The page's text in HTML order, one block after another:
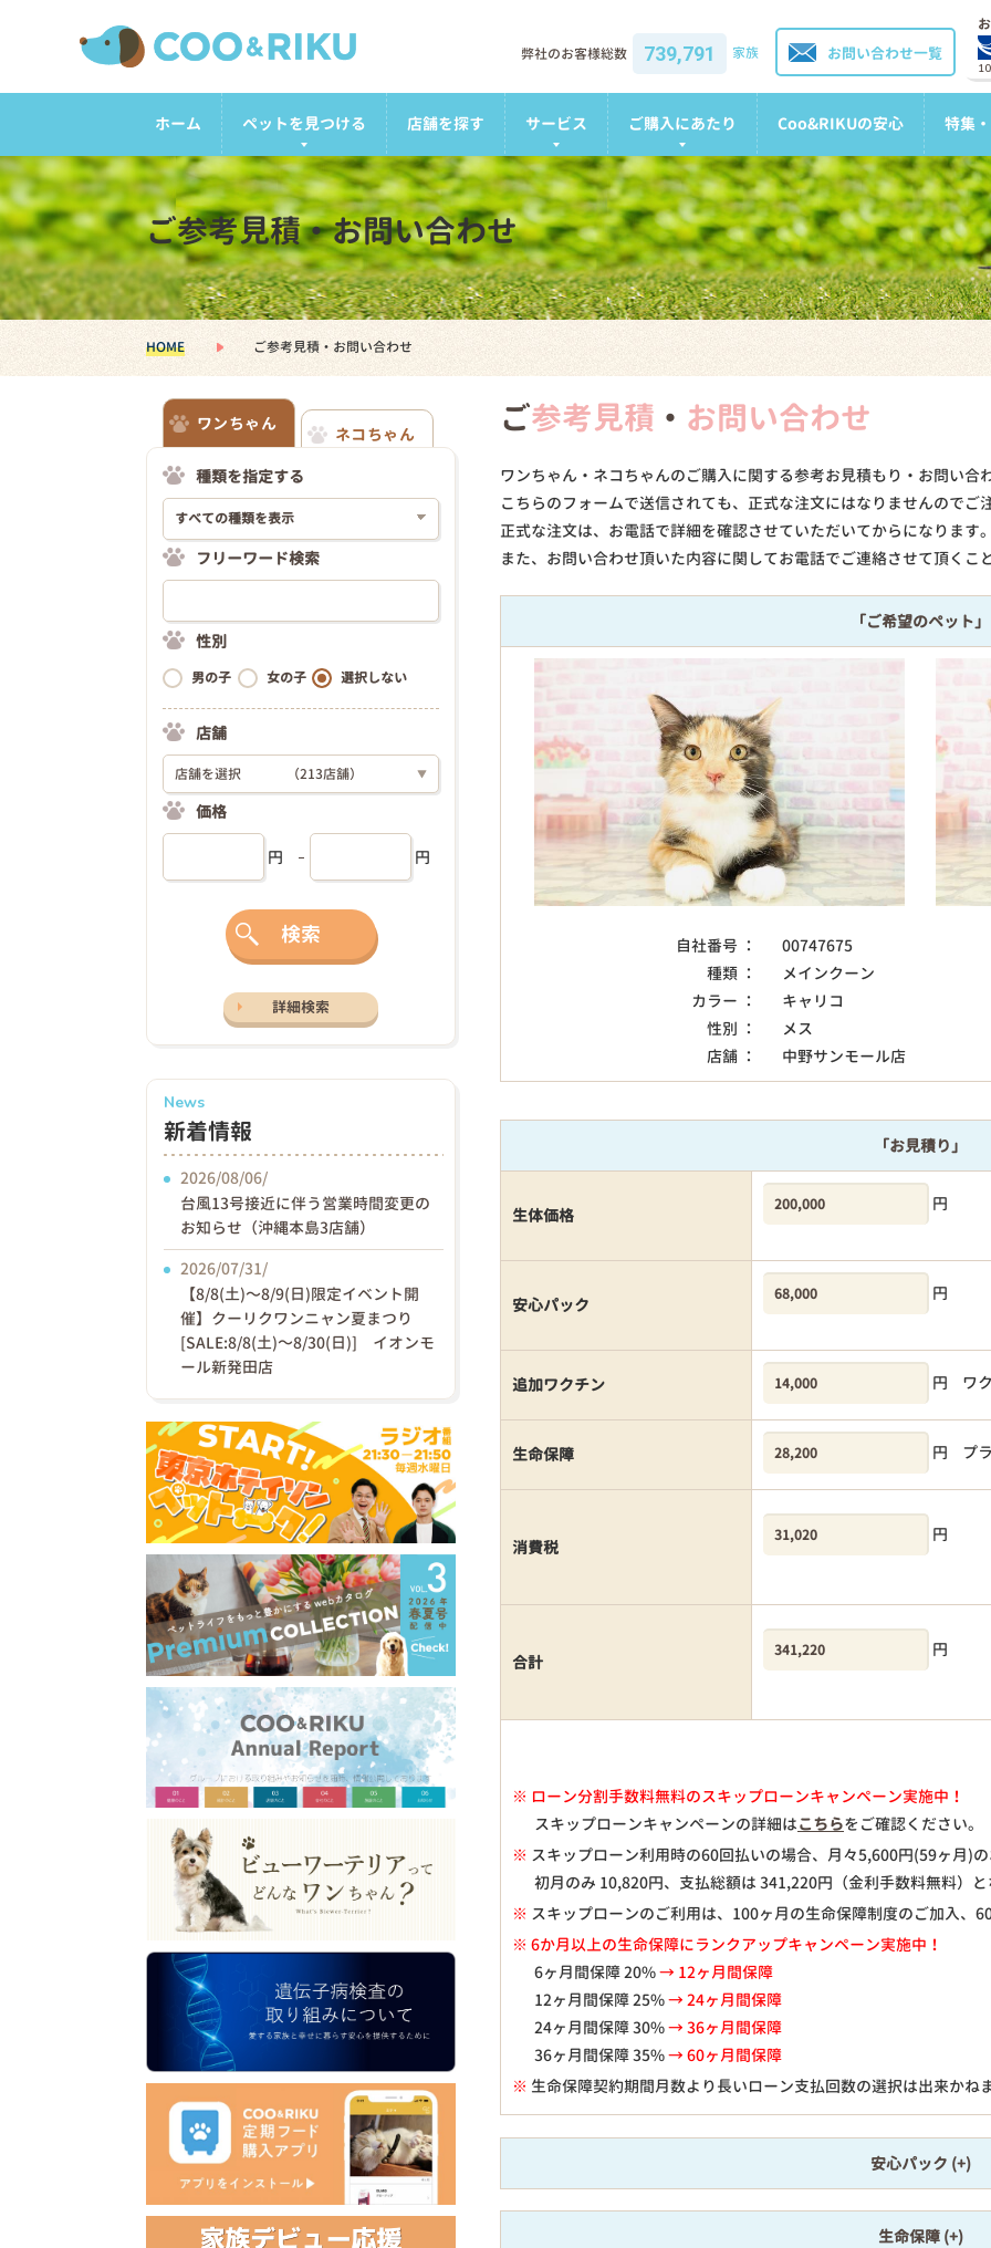
お問い合わせ一覧
弊社のお客様総数 739,791 家族
ホーム ペットを見つける 店舗を探す サービス ご購入にあたり Coo&RIKUの安心 特集
ご参考見積・お問い合わせ
HOME ご参考見積・お問い合わせ
ご参考見積 ・ お問い合わせ
ワンちゃん・ネコちゃんのご購入に関する参考お見積もり・お問い合
こちらのフォームで送信されても、正式な注文にはなりませんのでご
正式な注文は、お電話で詳細を確認させていただいてからになります
また、お問い合わせ頂いた内容に関してお電話でご連絡させて頂く
「ご希望のペット」
自社番号 ：
00747675
種類 ：
メインクーン
カラー ：
キャリコ
性別 ：
メス
店舗 ：
中野サンモール店
「お見積り」
生体価格
円
安心パック
円
追加ワクチン 円 ワ
生命保障 円 プ
消費税
円
合計
円
※ ローン分割手数料無料のスキップローンキャンペーン実施中！
スキップローンキャンペーンの詳細はこちらをご確認ください。
※ スキップローン利用時の60回払いの場合、月々5,600円(59ヶ月)
初月のみ 10,820円、支払総額は 341,220円（金利手数料無料）
※ スキップローンのご利用は、100ヶ月の生命保障制度のご加入、
※ 6か月以上の生命保障にランクアップキャンペーン実施中！
6ヶ月間保障 20%→ 12ヶ月間保障
12ヶ月間保障 25%→ 24ヶ月間保障
24ヶ月間保障 30%→ 36ヶ月間保障
36ヶ月間保障 35%→ 60ヶ月間保障
※ 生命保障契約期間月数より長いローン支払回数の選択は出来かね
安心パック
生命保障
ワンちゃん
ネコちゃん
種類を指定する
フリーワード検索
性別
男の子 女の子 選択しない
店舗
店舗を選択 （213店舗） ▼
価格
円 円
検索
詳細検索
News
新着情報
2026/08/06/
台風13号接近に伴う営業時間変更の
お知らせ（沖縄本島3店舗）
2026/07/31/
【8/8(土)〜8/9(日)限定イベント開
催】クーリクワンニャン夏まつり
[SALE:8/8(土)～8/30(日)] イオンモ
ール新発田店